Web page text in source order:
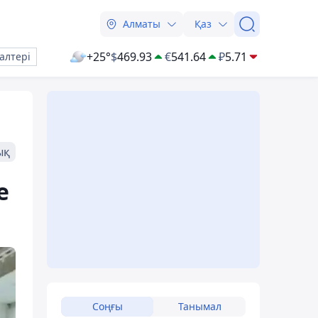
Алматы Қаз
+25°$469.93 €541.64 ₽5.71
Соңғы Танымал